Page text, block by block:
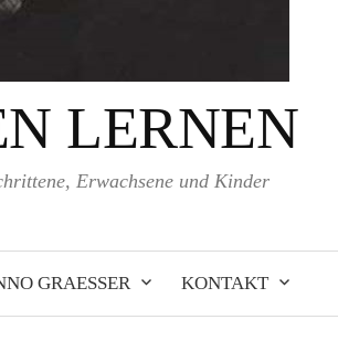
LERNEN
Erwachsene und Kinder
GRAESSER KONTAKT